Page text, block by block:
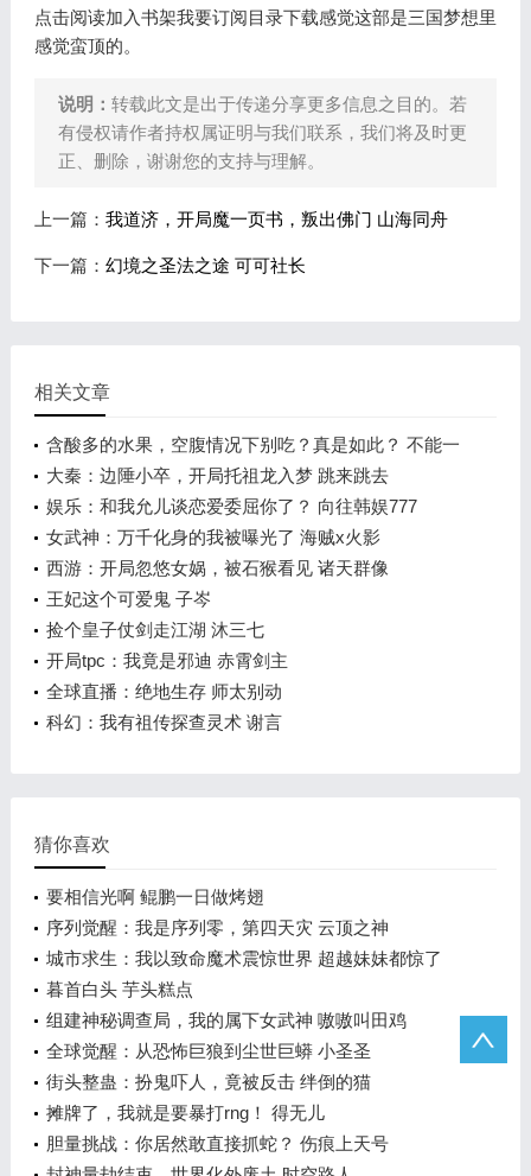
点击阅读加入书架我要订阅目录下载感觉这部是三国梦想里
感觉蛮顶的。
说明： 转载此文是出于传递分享更多信息之目的。若
有侵权请作者持权属证明与我们联系，我们将及时更
正、删除，谢谢您的支持与理解。
上一篇： 我道济，开局魔一页书，叛出佛门 山海同舟
下一篇： 幻境之圣法之途 可可社长
相关文章
含酸多的水果，空腹情况下别吃？真是如此？ 不能一
概而论！
大秦：边陲小卒，开局托祖龙入梦 跳来跳去
娱乐：和我允儿谈恋爱委屈你了？ 向往韩娱777
女武神：万千化身的我被曝光了 海贼x火影
西游：开局忽悠女娲，被石猴看见 诸天群像
王妃这个可爱鬼 子岑
捡个皇子仗剑走江湖 沐三七
开局tpc：我竟是邪迪 赤霄剑主
全球直播：绝地生存 师太别动
科幻：我有祖传探查灵术 谢言
猜你喜欢
要相信光啊 鲲鹏一日做烤翅
序列觉醒：我是序列零，第四天灾 云顶之神
城市求生：我以致命魔术震惊世界 超越妹妹都惊了
暮首白头 芋头糕点
组建神秘调查局，我的属下女武神 嗷嗷叫田鸡
全球觉醒：从恐怖巨狼到尘世巨蟒 小圣圣
街头整蛊：扮鬼吓人，竟被反击 绊倒的猫
摊牌了，我就是要暴打rng！ 得无儿
胆量挑战：你居然敢直接抓蛇？ 伤痕上天号